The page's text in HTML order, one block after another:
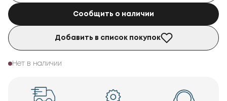
Сообщить о наличии
Добавить в список покупок
Нет в наличии